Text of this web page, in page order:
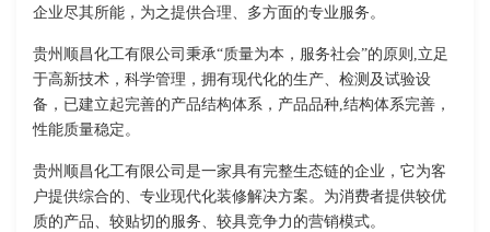
企业尽其所能，为之提供合理、多方面的专业服务。
贵州顺昌化工有限公司秉承“质量为本，服务社会”的原则,立足
于高新技术，科学管理，拥有现代化的生产、检测及试验设
备，已建立起完善的产品结构体系，产品品种,结构体系完善，
性能质量稳定。
贵州顺昌化工有限公司是一家具有完整生态链的企业，它为客
户提供综合的、专业现代化装修解决方案。为消费者提供较优
质的产品、较贴切的服务、较具竞争力的营销模式。